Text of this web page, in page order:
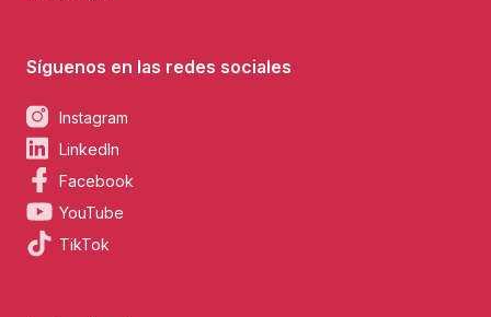
Síguenos en las redes sociales
Instagram
LinkedIn
Facebook
YouTube
TikTok